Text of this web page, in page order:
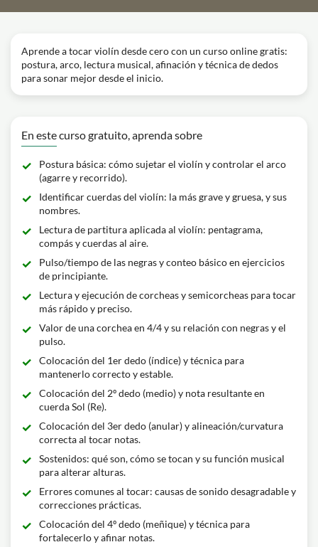
Aprende a tocar violín desde cero con un curso online gratis:
postura, arco, lectura musical, afinación y técnica de dedos
para sonar mejor desde el inicio.
En este curso gratuito, aprenda sobre
Postura básica: cómo sujetar el violín y controlar el arco
(agarre y recorrido).
Identificar cuerdas del violín: la más grave y gruesa, y sus
nombres.
Lectura de partitura aplicada al violín: pentagrama,
compás y cuerdas al aire.
Pulso/tiempo de las negras y conteo básico en ejercicios
de principiante.
Lectura y ejecución de corcheas y semicorcheas para tocar
más rápido y preciso.
Valor de una corchea en 4/4 y su relación con negras y el
pulso.
Colocación del 1er dedo (índice) y técnica para
mantenerlo correcto y estable.
Colocación del 2º dedo (medio) y nota resultante en
cuerda Sol (Re).
Colocación del 3er dedo (anular) y alineación/curvatura
correcta al tocar notas.
Sostenidos: qué son, cómo se tocan y su función musical
para alterar alturas.
Errores comunes al tocar: causas de sonido desagradable y
correcciones prácticas.
Colocación del 4º dedo (meñique) y técnica para
fortalecerlo y afinar notas.